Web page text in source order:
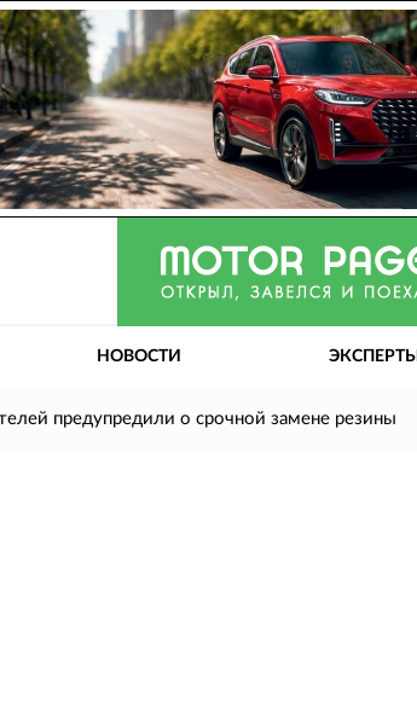
НОВОСТИ ЭКСПЕРТЫ
предупредили о срочной замене резины